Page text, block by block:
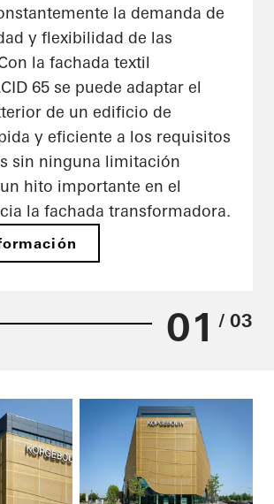
la demanda de
y flexibilidad de las
la fachada textil
65 se puede adaptar el
de un edificio de
y eficiente a los requisitos
sin ninguna limitación
hito importante en el
la fachada transformadora.
01 / 03